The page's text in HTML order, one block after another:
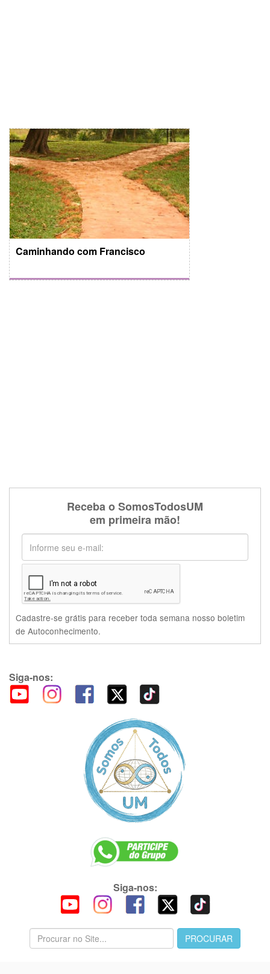
Caminhando com Francisco
Receba o SomosTodosUM
em primeira mão!
Cadastre-se grátis para receber toda semana nosso boletim
de Autoconhecimento.
Siga-nos:
Siga-nos: